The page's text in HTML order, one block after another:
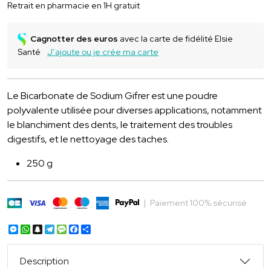
Retrait en pharmacie en 1H gratuit
Cagnotter des euros avec la carte de fidélité Elsie
Santé
J’ajoute ou je crée ma carte
Le Bicarbonate de Sodium Gifrer est une poudre
polyvalente utilisée pour diverses applications, notamment
le blanchiment des dents, le traitement des troubles
digestifs, et le nettoyage des taches.
250 g
| Paiement 100% sécurisé
Messenger
WhatsApp
Snapchat
Telegram
Message
Facebook
Description